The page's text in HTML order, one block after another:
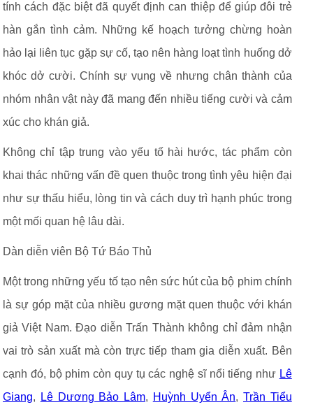
tính cách đặc biệt đã quyết định can thiệp để giúp đôi trẻ
hàn gắn tình cảm. Những kế hoạch tưởng chừng hoàn
hảo lại liên tục gặp sự cố, tạo nên hàng loạt tình huống dở
khóc dở cười. Chính sự vụng về nhưng chân thành của
nhóm nhân vật này đã mang đến nhiều tiếng cười và cảm
xúc cho khán giả.
Không chỉ tập trung vào yếu tố hài hước, tác phẩm còn
khai thác những vấn đề quen thuộc trong tình yêu hiện đại
như sự thấu hiểu, lòng tin và cách duy trì hạnh phúc trong
một mối quan hệ lâu dài.
Dàn diễn viên Bộ Tứ Báo Thủ
Một trong những yếu tố tạo nên sức hút của bộ phim chính
là sự góp mặt của nhiều gương mặt quen thuộc với khán
giả Việt Nam. Đạo diễn Trấn Thành không chỉ đảm nhận
vai trò sản xuất mà còn trực tiếp tham gia diễn xuất. Bên
cạnh đó, bộ phim còn quy tụ các nghệ sĩ nổi tiếng như Lê
Giang, Lê Dương Bảo Lâm, Huỳnh Uyển Ân, Trần Tiểu